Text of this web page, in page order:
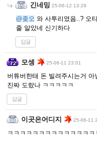
긴네밍 25-06-12 13:29
@좆오 와 사투리였음..? 오
줄 알았네 신기하다
답글
모셍 25-06-11 23:01
버튜버한태 돈 빌려주시는거
진짜 도랐나 ㅋㅋㅋㅋㅋ
답글
이곳은어디지 25-06-11
ㅋㅋㅋㅋㅋㅋㅋㅋㅋㅋㅋㅋㅋㅋ